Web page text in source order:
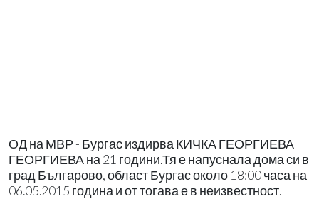
ОД на МВР - Бургас издирва КИЧКА ГЕОРГИЕВА
ГЕОРГИЕВА на 21 години.Тя е напуснала дома си в
град Българово, област Бургас около 18:00 часа на
06.05.2015 година и от тогава е в неизвестност.